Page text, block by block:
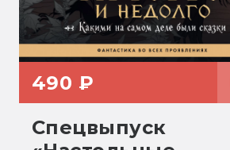
490 ₽
Спецвыпуск